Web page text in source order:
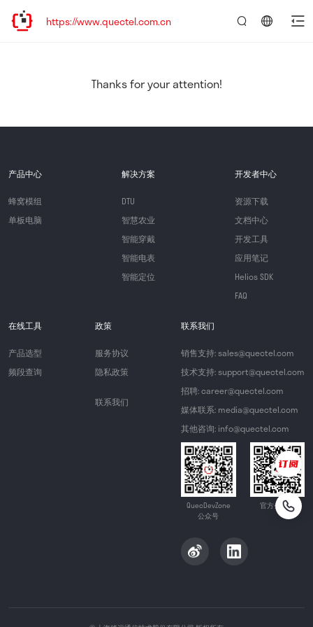
问新址：https://www.quectel.com.cn
Thanks for your attention!
产品中心
蜂窝模组
单板电脑
解决方案
DTU
智慧农业
智能穿戴
智能电表
智能定位
开发者中心
资源下载
文档中心
开发工具
应用笔记
Helios SDK
FAQ
在线工具
产品选型
频段查询
政策
服务协议
隐私政策
联系我们
联系我们
销售支持: sales@quectel.com
技术支持: support@quectel.com
招聘: career@quectel.com
媒体联系: media@quectel.com
其他咨询: info@quectel.com
QuecDevZone
公众号
官方公众号